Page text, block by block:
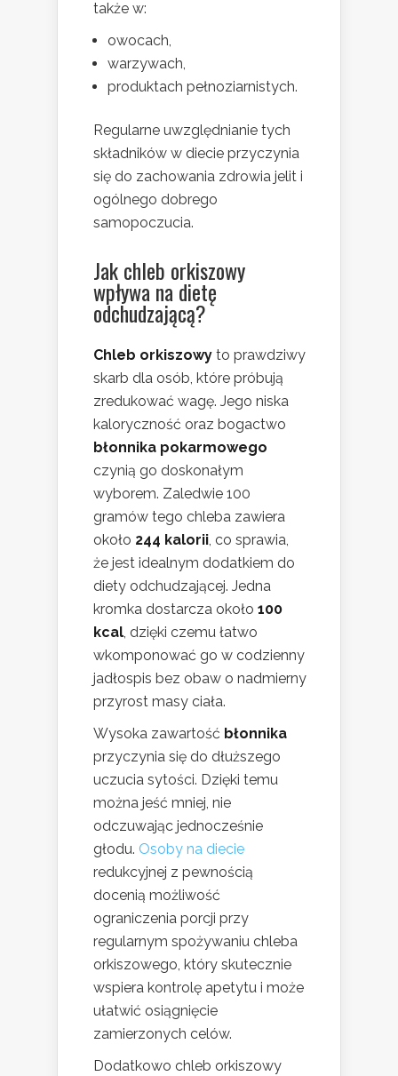
także w:
owocach,
warzywach,
produktach pełnoziarnistych.
Regularne uwzględnianie tych
składników w diecie przyczynia
się do zachowania zdrowia jelit i
ogólnego dobrego
samopoczucia.
Jak chleb orkiszowy
wpływa na dietę
odchudzającą?
Chleb orkiszowy to prawdziwy
skarb dla osób, które próbują
zredukować wagę. Jego niska
kaloryczność oraz bogactwo
błonnika pokarmowego
czynią go doskonałym
wyborem. Zaledwie 100
gramów tego chleba zawiera
około 244 kalorii, co sprawia,
że jest idealnym dodatkiem do
diety odchudzającej. Jedna
kromka dostarcza około 100
kcal, dzięki czemu łatwo
wkomponować go w codzienny
jadłospis bez obaw o nadmierny
przyrost masy ciała.
Wysoka zawartość błonnika
przyczynia się do dłuższego
uczucia sytości. Dzięki temu
można jeść mniej, nie
odczuwając jednocześnie
głodu. Osoby na diecie
redukcyjnej z pewnością
docenią możliwość
ograniczenia porcji przy
regularnym spożywaniu chleba
orkiszowego, który skutecznie
wspiera kontrolę apetytu i może
ułatwić osiągnięcie
zamierzonych celów.
Dodatkowo chleb orkiszowy